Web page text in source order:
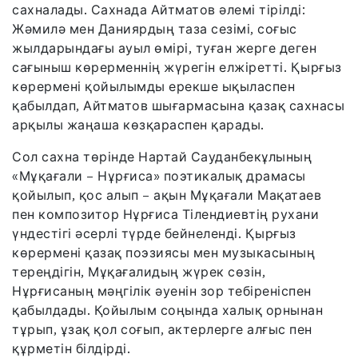
сахналады. Сахнада Айтматов әлемі тірілді:
Жәмилә мен Даниярдың таза сезімі, соғыс
жылдарындағы ауыл өмірі, туған жерге деген
сағыныш көрерменнің жүрегін елжіретті. Қырғыз
көрермені қойылымды ерекше ықыласпен
қабылдап, Айтматов шығармасына қазақ сахнасы
арқылы жаңаша көзқараспен қарады.
Сол сахна төрінде Нартай Сауданбекұлының
«Мұқағали – Нұрғиса» поэтикалық драмасы
қойылып, қос алып – ақын Мұқағали Мақатаев
пен композитор Нұрғиса Тілендиевтің рухани
үндестігі әсерлі түрде бейнеленді. Қырғыз
көрермені қазақ поэзиясы мен музыкасының
тереңдігін, Мұқағалидың жүрек сөзін,
Нұрғисаның мәңгілік әуенін зор тебіреніспен
қабылдады. Қойылым соңында халық орнынан
тұрып, ұзақ қол соғып, актерлерге алғыс пен
құрметін білдірді.